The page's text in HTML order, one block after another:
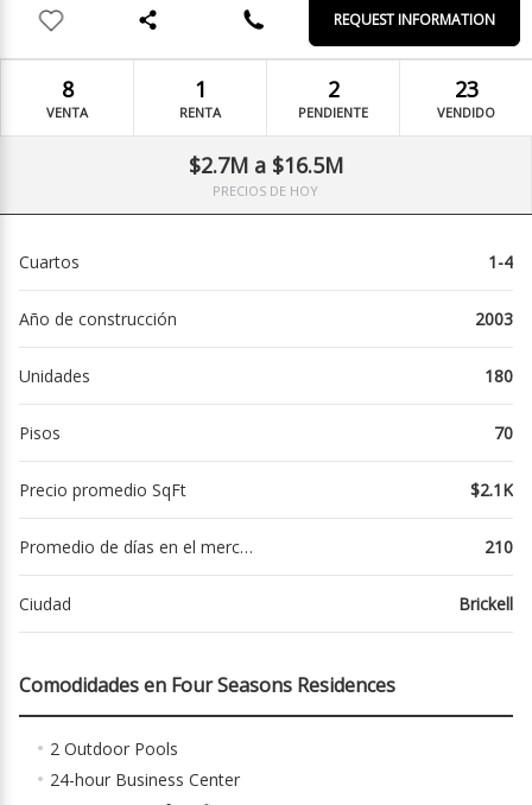
REQUEST INFORMATION
$2.7M a $16.5M
PRECIOS DE HOY
8
VENTA
1
RENTA
2
PENDIENTE
23
VENDIDO
Cuartos 1-4
Año de construcción 2003
Unidades 180
Pisos 70
Precio promedio SqFt $2.1K
Promedio de días en el mercado 210
Ciudad Brickell
Comodidades en Four Seasons Residences
2 Outdoor Pools
24-hour Business Center